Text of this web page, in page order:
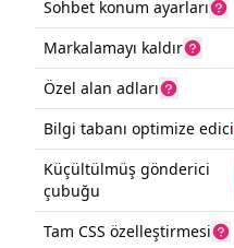
Sohbet konum ayarları
Markalamayı kaldır
Özel alan adları
Bilgi tabanı optimize edici
Küçültülmüş gönderici
çubuğu
Tam CSS özelleştirmesi